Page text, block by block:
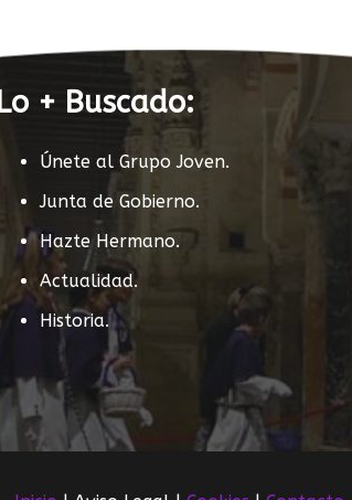
Lo + Buscado:
Únete al Grupo Joven.
Junta de Gobierno.
Hazte Hermano.
Actualidad.
Historia.